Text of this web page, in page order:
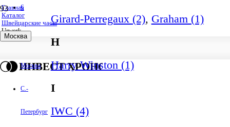
€
Москва
Москва
С.-
Петербург
Girard-Perregaux (2), Graham (1)
H
Harry Winston (1)
I
IWC (4)
ИНВЕСТ ХРОНО
Главная
Каталог
Швейцарские часы
Urwerk